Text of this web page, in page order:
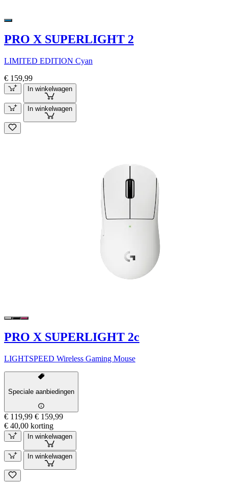
PRO X SUPERLIGHT 2
LIMITED EDITION Cyan
€ 159,99
In winkelwagen
In winkelwagen
PRO X SUPERLIGHT 2c
LIGHTSPEED Wireless Gaming Mouse
Speciale aanbiedingen
€ 119,99 € 159,99
€ 40,00 korting
In winkelwagen
In winkelwagen